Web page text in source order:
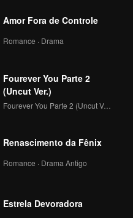
Amor Fora de Controle
Romance · Drama
Fourever You Parte 2
(Uncut Ver.)
Fourever You Parte 2 (Uncut Ver.)
Renascimento da Fênix
Romance · Drama Antigo
Estrela Devoradora